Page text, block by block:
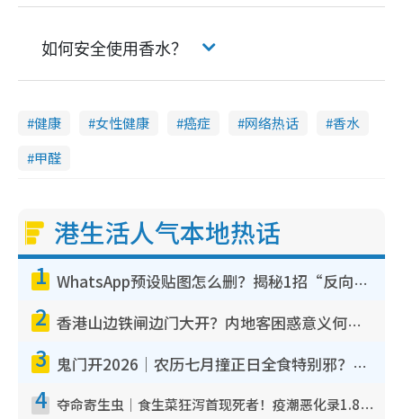
如何安全使用香水？
健康 女性健康 癌症 网络热话
香水
甲醛
港生活人气本地热话
1 WhatsApp预设贴图怎么删？揭秘1招“反向操作”还原简洁界面 附3步实测教程
2 香港山边铁闸边门大开？内地客困惑意义何在！网友神回复：这种叫法理性防御
3 鬼门开2026｜农历七月撞正日全食特别邪？专家警告切忌做一事！揭4大禁忌+2招保平安
4 夺命寄生虫｜食生菜狂泻首现死者！疫潮恶化录1.8万宗病例 揭洗菜3大谬误